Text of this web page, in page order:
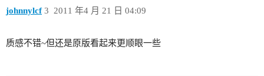
johnnylcf 2011 年4 月 21 日 04:09
3
质感不错~但还是原版看起来更顺眼一些